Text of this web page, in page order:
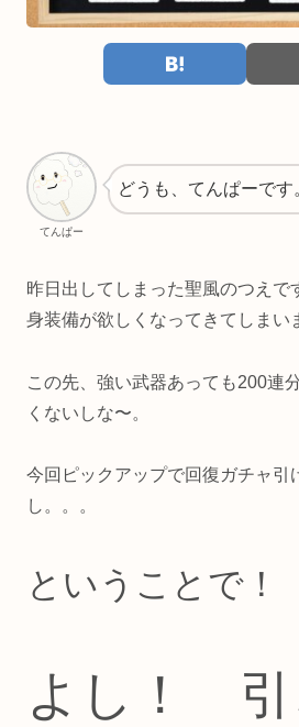
てんぱー
どうも、てんぱーです
昨日出してしまった聖風のつえで
身装備が欲しくなってきてしまい
この先、強い武器あっても200連
くないしな〜。
今回ピックアップで回復ガチャ引
し。。。
ということで！
よし！ 引